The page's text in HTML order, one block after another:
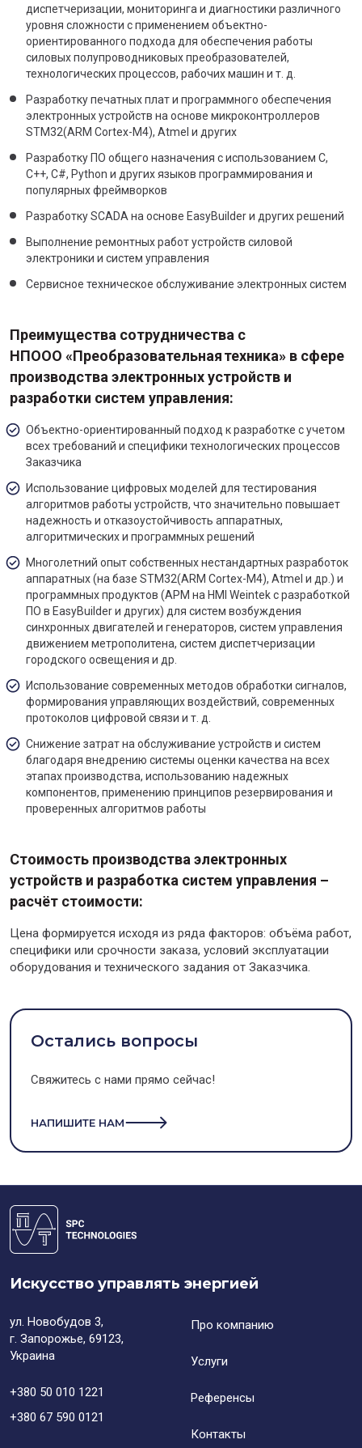
диспетчеризации, мониторинга и диагностики различного
уровня сложности с применением объектно-
ориентированного подхода для обеспечения работы
силовых полупроводниковых преобразователей,
технологических процессов, рабочих машин и т. д.
Разработку печатных плат и программного обеспечения
электронных устройств на основе микроконтроллеров
STM32(ARM Cortex-M4), Atmel и других
Разработку ПО общего назначения с использованием C,
C++, C#, Python и других языков программирования и
популярных фреймворков
Разработку SCADA на основе EasyBuilder и других решений
Выполнение ремонтных работ устройств силовой
электроники и систем управления
Сервисное техническое обслуживание электронных систем
Преимущества сотрудничества с
НПООО «Преобразовательная техника» в сфере
производства электронных устройств и
разработки систем управления:
Объектно-ориентированный подход к разработке с учетом
всех требований и специфики технологических процессов
Заказчика
Использование цифровых моделей для тестирования
алгоритмов работы устройств, что значительно повышает
надежность и отказоустойчивость аппаратных,
алгоритмических и программных решений
Многолетний опыт собственных нестандартных разработок
аппаратных (на базе STM32(ARM Cortex-M4), Atmel и др.) и
программных продуктов (АРМ на HMI Weintek с разработкой
ПО в EasyBuilder и других) для систем возбуждения
синхронных двигателей и генераторов, систем управления
движением метрополитена, систем диспетчеризации
городского освещения и др.
Использование современных методов обработки сигналов,
формирования управляющих воздействий, современных
протоколов цифровой связи и т. д.
Снижение затрат на обслуживание устройств и систем
благодаря внедрению системы оценки качества на всех
этапах производства, использованию надежных
компонентов, применению принципов резервирования и
проверенных алгоритмов работы
Стоимость производства электронных
устройств и разработка систем управления –
расчёт стоимости:
Цена формируется исходя из ряда факторов: объёма работ,
специфики или срочности заказа, условий эксплуатации
оборудования и технического задания от Заказчика.
Остались вопросы
Свяжитесь с нами прямо сейчас!
НАПИШИТЕ НАМ
Искусство управлять энергией
ул. Новобудов 3,
г. Запорожье, 69123,
Украина
+380 50 010 1221
+380 67 590 0121
Про компанию
Услуги
Референсы
Контакты